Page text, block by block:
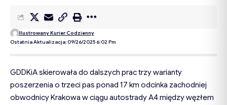
Ostatnia Aktualizacja: 09/26/2025 6:02 Pm
Ilustrowany Kurier Codzienny
GDDKiA skierowała do dalszych prac trzy warianty
poszerzenia o trzeci pas ponad 17 km odcinka zachodniej
obwodnicy Krakowa w ciągu autostrady A4 między węzłem